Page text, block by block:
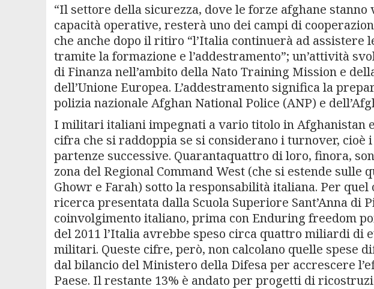
“Il settore della sicurezza, dove le forze afghane
capacità operative, resterà uno dei campi di
che anche dopo il ritiro “l’Italia continuerà ad
tramite la formazione e l’addestramento”; un’attività
di Finanza nell’ambito della Nato Training Mission e
dell’Unione Europea. L’addestramento significa la
polizia nazionale Afghan National Police (ANP) e
I militari italiani impegnati a vario titolo in Afghanistan e
cifra che si raddoppia se si considerano i turnover,
partenze successive. Quarantaquattro di loro, finora,
zona del Regional Command West (che si estende
Ghowr e Farah) sotto la responsabilità italiana. Per
ricerca presentata dalla Scuola Superiore Sant’Anna di
coinvolgimento italiano, prima con Enduring freedom
del 2011 l’Italia avrebbe speso circa quattro miliardi di
militari. Queste cifre, però, non calcolano quelle spese
dal bilancio del Ministero della Difesa per accrescere
Paese. Il restante 13% è andato per progetti di